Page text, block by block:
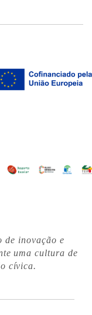
de inovação e
uma cultura de
cívica.